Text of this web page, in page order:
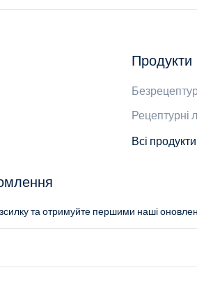
Продукти
Рецептурні
Всі продукти
та отримуйте першими наші